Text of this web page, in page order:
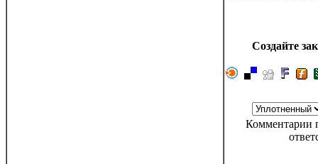
Создайте
Комментарии